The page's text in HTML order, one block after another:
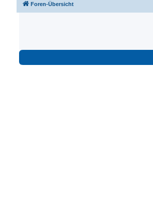
Foren-Übersicht